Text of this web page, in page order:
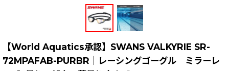
【World Aquatics承認】SWANS VALKYRIE SR-
72MPAFAB-PURBR｜レーシングゴーグル ミラーレ